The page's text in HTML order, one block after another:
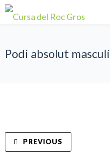
Podi absolut masculí
PREVIOUS